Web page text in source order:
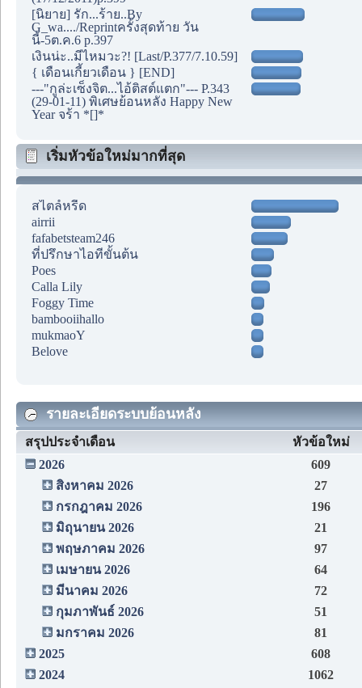
[นิยาย] รัก...ร้าย..By
G_wa..../Reprintครั้งสุดท้าย วัน
นี้-5ต.ค.6 p.397
เงินน่ะ..มีไหมวะ?! [Last/P.377/7.10.59]
{ เดือนเกี้ยวเดือน } [END]
---"กูล่ะเซ็งจิต...ไอ้ติสต์แตก"--- P.343
(29-01-11) พิเศษย้อนหลัง Happy New
Year จร้า *[]*
เริ่มหัวข้อใหม่มากที่สุด
สไตล์หรีด
airrii
fafabetsteam246
ที่ปรึกษาไอทีขั้นต้น
Poes
Calla Lily
Foggy Time
bambooiihallo
mukmaoY
Belove
รายละเอียดระบบย้อนหลัง
สรุปประจำเดือน
หัวข้อใหม่
2026
609
สิงหาคม 2026
27
กรกฎาคม 2026
196
มิถุนายน 2026
21
พฤษภาคม 2026
97
เมษายน 2026
64
มีนาคม 2026
72
กุมภาพันธ์ 2026
51
มกราคม 2026
81
2025
608
2024
1062